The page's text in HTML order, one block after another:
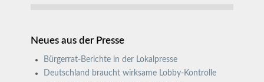
Neues aus der Presse
Bürgerrat-Berichte in der Lokalpresse
Deutschland braucht wirksame Lobby-Kontrolle